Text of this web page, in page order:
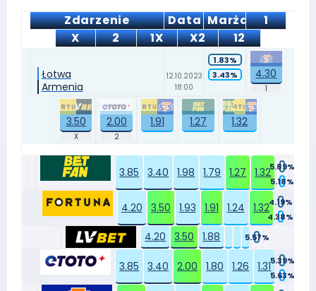
Zdarzenie Data
1
X
2 1X X2 12
Marża
Łotwa
Armenia
12.10.2023
18:00
4.30
3.50 2.00 1.91 1.27 1.32
1.83%
3.43%
3.85 3.40 1.98 1.79 1.27 1.325.89%
5.18%
4.20 3.50 1.93 1.91 1.24 1.324.19%
4.38%
4.20 3.50 1.88 5.57%
3.85 3.40 2.00 1.80 1.26 1.315.39%
5.63%